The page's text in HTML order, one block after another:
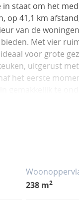
staat om het
op 41,1 km
van de
Met vier
voor grote
uitgerust
het eerste
van
om te zonnen
in de
238 m2